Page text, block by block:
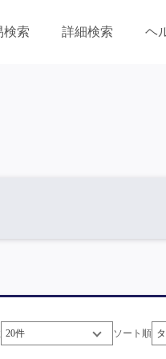
検索 詳細検索 ヘ
ソート順